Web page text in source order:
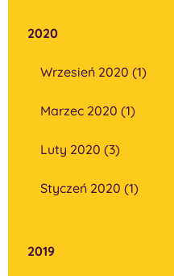
2020
Wrzesień 2020 (1)
Marzec 2020 (1)
Luty 2020 (3)
Styczeń 2020 (1)
2019